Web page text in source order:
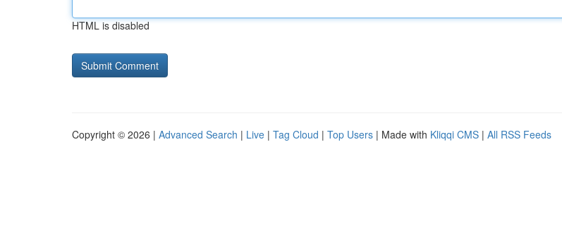
HTML is disabled
Copyright © 2026 | Advanced Search | Live | Tag Cloud | Top Users | Made with Kliqqi CMS | All RSS Feeds